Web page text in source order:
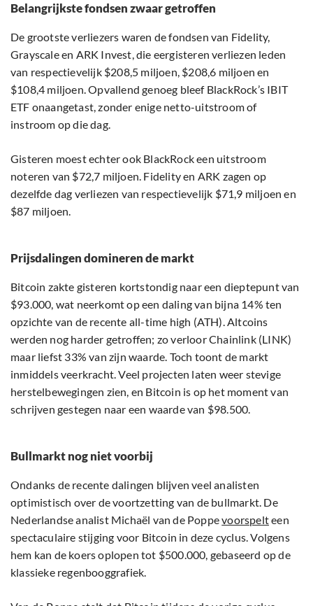
Belangrijkste fondsen zwaar getroffen
De grootste verliezers waren de fondsen van Fidelity,
Grayscale en ARK Invest, die eergisteren verliezen leden
van respectievelijk $208,5 miljoen, $208,6 miljoen en
$108,4 miljoen. Opvallend genoeg bleef BlackRock’s IBIT
ETF onaangetast, zonder enige netto-uitstroom of
instroom op die dag.
Gisteren moest echter ook BlackRock een uitstroom
noteren van $72,7 miljoen. Fidelity en ARK zagen op
dezelfde dag verliezen van respectievelijk $71,9 miljoen en
$87 miljoen.
Prijsdalingen domineren de markt
Bitcoin zakte gisteren kortstondig naar een dieptepunt van
$93.000, wat neerkomt op een daling van bijna 14% ten
opzichte van de recente all-time high (ATH). Altcoins
werden nog harder getroffen; zo verloor Chainlink (LINK)
maar liefst 33% van zijn waarde. Toch toont de markt
inmiddels veerkracht. Veel projecten laten weer stevige
herstelbewegingen zien, en Bitcoin is op het moment van
schrijven gestegen naar een waarde van $98.500.
Bullmarkt nog niet voorbij
Ondanks de recente dalingen blijven veel analisten
optimistisch over de voortzetting van de bullmarkt. De
Nederlandse analist Michaël van de Poppevoorspelteen
spectaculaire stijging voor Bitcoin in deze cyclus. Volgens
hem kan de koers oplopen tot $500.000, gebaseerd op de
klassieke regenbooggrafiek.